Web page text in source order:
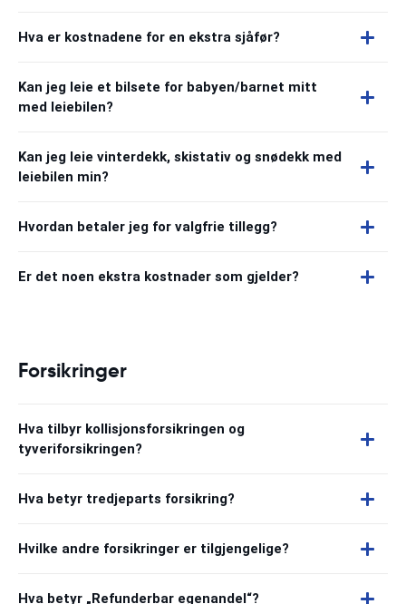
Hva er kostnadene for en ekstra sjåfør?
Kan jeg leie et bilsete for babyen/barnet mitt
med leiebilen?
Kan jeg leie vinterdekk, skistativ og snødekk med
leiebilen min?
Hvordan betaler jeg for valgfrie tillegg?
Er det noen ekstra kostnader som gjelder?
Forsikringer
Hva tilbyr kollisjonsforsikringen og
tyveriforsikringen?
Hva betyr tredjeparts forsikring?
Hvilke andre forsikringer er tilgjengelige?
Hva betyr „Refunderbar egenandel“?